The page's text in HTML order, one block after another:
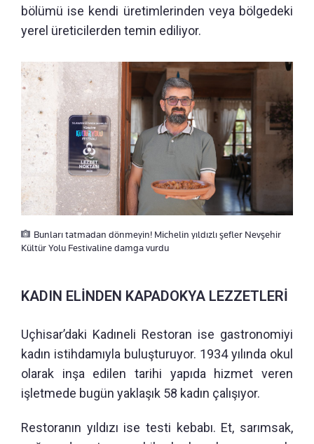
bölümü ise kendi üretimlerinden veya bölgedeki
yerel üreticilerden temin ediliyor.
Bunları tatmadan dönmeyin! Michelin yıldızlı şefler Nevşehir
Kültür Yolu Festivaline damga vurdu
KADIN ELİNDEN KAPADOKYA LEZZETLERİ
Uçhisar’daki Kadıneli Restoran ise gastronomiyi
kadın istihdamıyla buluşturuyor. 1934 yılında okul
olarak inşa edilen tarihi yapıda hizmet veren
işletmede bugün yaklaşık 58 kadın çalışıyor.
Restoranın yıldızı ise testi kebabı. Et, sarımsak,